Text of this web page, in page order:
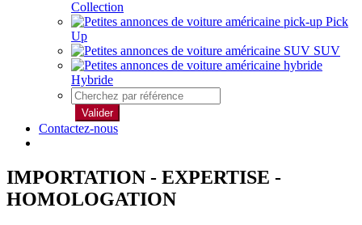
Collection
Pick
Up
SUV
Hybride
Valider
Contactez-nous
IMPORTATION - EXPERTISE -
HOMOLOGATION